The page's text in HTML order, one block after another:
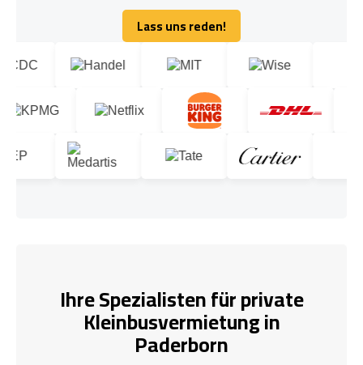
Lass uns reden!
Lass uns reden!
Ihre Spezialisten für private
Kleinbusvermietung in
Paderborn